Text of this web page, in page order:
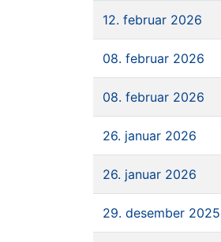
12. februar 2026
08. februar 2026
08. februar 2026
26. januar 2026
26. januar 2026
29. desember 2025